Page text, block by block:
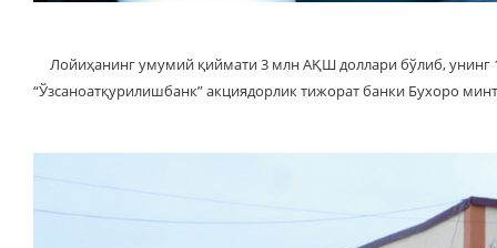
Лойиҳанинг умумий қиймати 3 млн АҚШ доллари бўлиб, унинг
“Ўзсаноатқурилишбанк” акциядорлик тижорат банки Бухоро